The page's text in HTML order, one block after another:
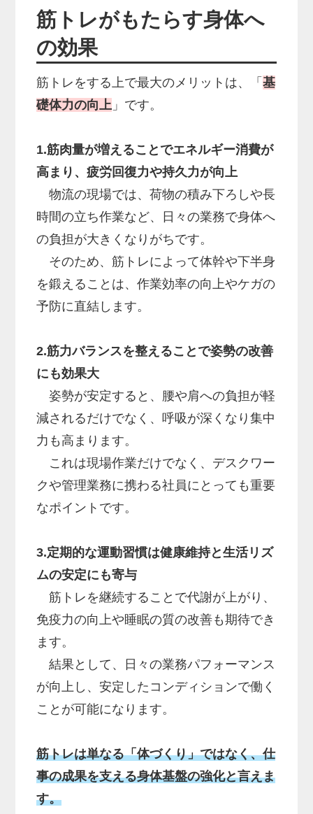
筋トレがもたらす身体へ
の効果
筋トレをする上で最大のメリットは、「基
礎体力の向上 」です。
1.筋肉量が増えることでエネルギー消費が
高まり、疲労回復力や持久力が向上
物流の現場では、荷物の積み下ろしや長
時間の立ち作業など、日々の業務で身体へ
の負担が大きくなりがちです。
そのため、筋トレによって体幹や下半身
を鍛えることは、作業効率の向上やケガの
予防に直結します。
2.筋力バランスを整えることで姿勢の改善
にも効果大
姿勢が安定すると、腰や肩への負担が軽
減されるだけでなく、呼吸が深くなり集中
力も高まります。
これは現場作業だけでなく、デスクワー
クや管理業務に携わる社員にとっても重要
なポイントです。
3.定期的な運動習慣は健康維持と生活リズ
ムの安定にも寄与
筋トレを継続することで代謝が上がり、
免疫力の向上や睡眠の質の改善も期待でき
ます。
結果として、日々の業務パフォーマンス
が向上し、安定したコンディションで働く
ことが可能になります。
筋トレは単なる「体づくり」ではなく、仕
事の成果を支える身体基盤の強化と言えま
す。